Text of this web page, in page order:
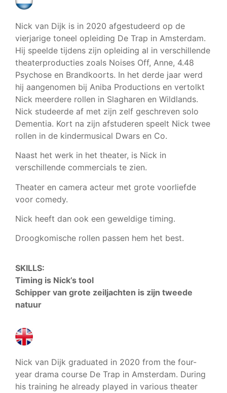
Nick van Dijk is in 2020 afgestudeerd op de
vierjarige toneel opleiding De Trap in Amsterdam.
Hij speelde tijdens zijn opleiding al in verschillende
theaterproducties zoals Noises Off, Anne, 4.48
Psychose en Brandkoorts. In het derde jaar werd
hij aangenomen bij Aniba Productions en vertolkt
Nick meerdere rollen in Slagharen en Wildlands.
Nick studeerde af met zijn zelf geschreven solo
Dementia. Kort na zijn afstuderen speelt Nick twee
rollen in de kindermusical Dwars en Co.
Naast het werk in het theater, is Nick in
verschillende commercials te zien.
Theater en camera acteur met grote voorliefde
voor comedy.
Nick heeft dan ook een geweldige timing.
Droogkomische rollen passen hem het best.
SKILLS:
Timing is Nick’s tool
Schipper van grote zeiljachten is zijn tweede
natuur
Nick van Dijk graduated in 2020 from the four-
year drama course De Trap in Amsterdam. During
his training he already played in various theater